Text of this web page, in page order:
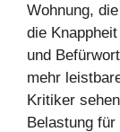
Wohnung,
die
und
mehr
Kritiker
Belastung